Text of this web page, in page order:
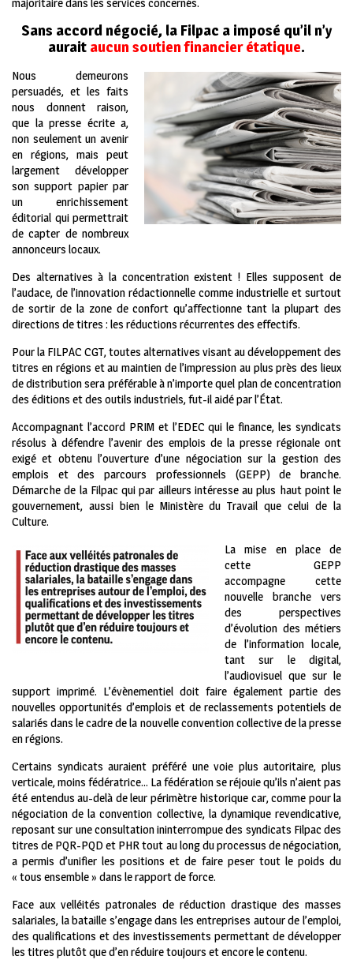
majoritaire dans les services concernés.
Sans accord négocié, la Filpac a imposé qu’il n’y
aurait aucun soutien financier étatique.
Nous demeurons
persuadés, et les faits
nous donnent raison,
que la presse écrite a,
non seulement un avenir
en régions, mais peut
largement développer
son support papier par
un enrichissement
éditorial qui permettrait
de capter de nombreux
annonceurs locaux.
Des alternatives à la concentration existent ! Elles supposent de
l’audace, de l’innovation rédactionnelle comme industrielle et surtout
de sortir de la zone de confort qu’affectionne tant la plupart des
directions de titres : les réductions récurrentes des effectifs.
Pour la FILPAC CGT, toutes alternatives visant au développement des
titres en régions et au maintien de l’impression au plus près des lieux
de distribution sera préférable à n’importe quel plan de concentration
des éditions et des outils industriels, fut-il aidé par l’État.
Accompagnant l’accord PRIM et l’EDEC qui le finance, les syndicats
résolus à défendre l’avenir des emplois de la presse régionale ont
exigé et obtenu l’ouverture d’une négociation sur la gestion des
emplois et des parcours professionnels (GEPP) de branche.
Démarche de la Filpac qui par ailleurs intéresse au plus haut point le
gouvernement, aussi bien le Ministère du Travail que celui de la
Culture.
La mise en place de
cette GEPP
accompagne cette
nouvelle branche vers
des perspectives
d’évolution des métiers
de l’information locale,
tant sur le digital,
l’audiovisuel que sur le
support imprimé. L’évènementiel doit faire également partie des
nouvelles opportunités d’emplois et de reclassements potentiels de
salariés dans le cadre de la nouvelle convention collective de la presse
en régions.
Certains syndicats auraient préféré une voie plus autoritaire, plus
verticale, moins fédératrice… La fédération se réjouie qu’ils n’aient pas
été entendus au-delà de leur périmètre historique car, comme pour la
négociation de la convention collective, la dynamique revendicative,
reposant sur une consultation ininterrompue des syndicats Filpac des
titres de PQR-PQD et PHR tout au long du processus de négociation,
a permis d’unifier les positions et de faire peser tout le poids du
« tous ensemble » dans le rapport de force.
Face aux velléités patronales de réduction drastique des masses
salariales, la bataille s’engage dans les entreprises autour de l’emploi,
des qualifications et des investissements permettant de développer
les titres plutôt que d’en réduire toujours et encore le contenu.